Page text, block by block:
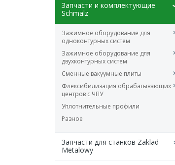
Запчасти и комплектующие
Schmalz
Зажимное оборудование для
одноконтурных систем
Зажимное оборудование для
двухконтурных систем
Сменные вакуумные плиты
Флексибилизация обрабатывающих
центров с ЧПУ
Уплотнительные профили
Разное
Запчасти для станков Zaklad
Metalowy